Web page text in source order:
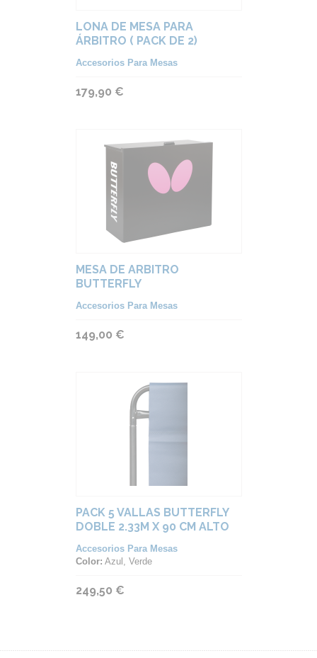
LONA DE MESA PARA
ÁRBITRO ( PACK DE 2)
Accesorios Para Mesas
179,90 €
MESA DE ARBITRO
BUTTERFLY
Accesorios Para Mesas
149,00 €
PACK 5 VALLAS BUTTERFLY
DOBLE 2.33M X 90 CM ALTO
Accesorios Para Mesas
Color: Azul, Verde
249,50 €